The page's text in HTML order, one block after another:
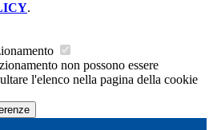
.
non possono essere
l'elenco nella pagina della cookie